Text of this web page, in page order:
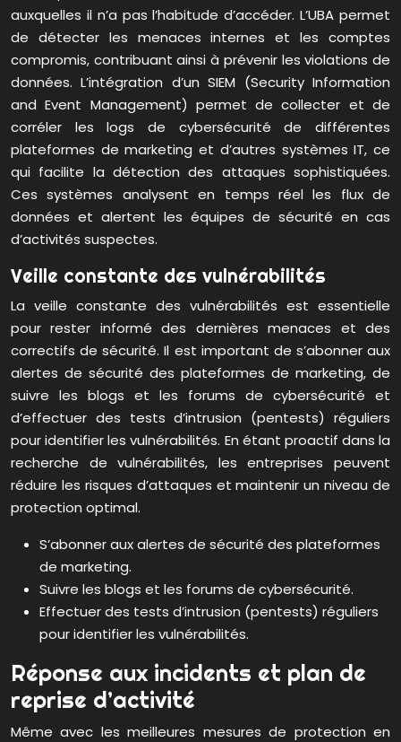
auxquelles il n’a pas l’habitude d’accéder. L’UBA permet
de détecter les menaces internes et les comptes
compromis, contribuant ainsi à prévenir les violations de
données. L’intégration d’un SIEM (Security Information
and Event Management) permet de collecter et de
corréler les logs de cybersécurité de différentes
plateformes de marketing et d’autres systèmes IT, ce
qui facilite la détection des attaques sophistiquées.
Ces systèmes analysent en temps réel les flux de
données et alertent les équipes de sécurité en cas
d’activités suspectes.
Veille constante des vulnérabilités
La veille constante des vulnérabilités est essentielle
pour rester informé des dernières menaces et des
correctifs de sécurité. Il est important de s’abonner aux
alertes de sécurité des plateformes de marketing, de
suivre les blogs et les forums de cybersécurité et
d’effectuer des tests d’intrusion (pentests) réguliers
pour identifier les vulnérabilités. En étant proactif dans la
recherche de vulnérabilités, les entreprises peuvent
réduire les risques d’attaques et maintenir un niveau de
protection optimal.
S’abonner aux alertes de sécurité des plateformes
de marketing.
Suivre les blogs et les forums de cybersécurité.
Effectuer des tests d’intrusion (pentests) réguliers
pour identifier les vulnérabilités.
Réponse aux incidents et plan de
reprise d’activité
Même avec les meilleures mesures de protection en